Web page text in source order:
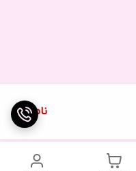
ناموجود